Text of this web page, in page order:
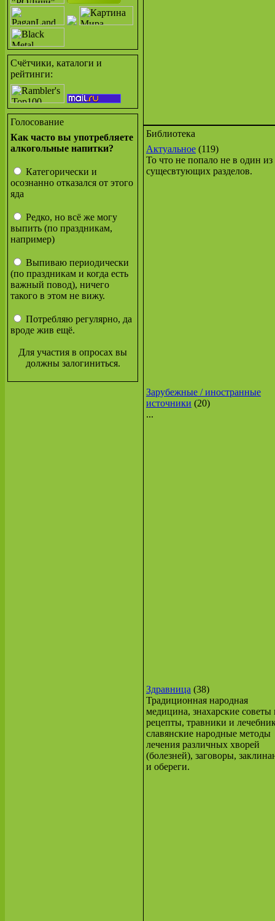
Счётчики, каталоги и
рейтинги:
Голосование
Как часто вы употребляете
алкогольные напитки?
Категорически и
осознанно отказался от этого
яда
Редко, но всё же могу
выпить (по праздникам,
например)
Выпиваю периодически
(по праздникам и когда есть
важный повод), ничего
такого в этом не вижу.
Потребляю регулярно, да
вроде жив ещё.
Для участия в опросах вы
должны залогиниться.
Библиотека
Актуальное (119)
То что не попало не в один из
сущесвтующих разделов.
Зарубежные / иностранные
источники (20)
...
Здравница (38)
Традиционная народная
медицина, знахарские советы
рецепты, травники и
славянские народные методы
лечения различных хворей
(болезней), заговоры,
и обереги.